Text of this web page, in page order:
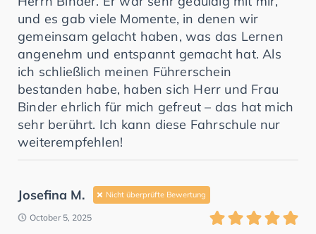
und es gab viele Momente, in denen wir
gemeinsam gelacht haben, was das Lernen
angenehm und entspannt gemacht hat. Als
ich schließlich meinen Führerschein
bestanden habe, haben sich Herr und Frau
Binder ehrlich für mich gefreut – das hat mich
sehr berührt. Ich kann diese Fahrschule nur
weiterempfehlen!
Josefina M. Nicht überprüfte Bewertung
October 5, 2025